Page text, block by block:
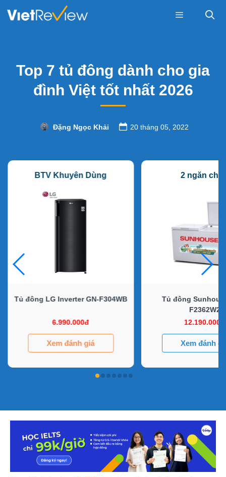
Top 7 tủ đông dành cho gia
đình Việt tốt nhất 2026
Đặng Ngọc Khải 20 tháng 05, 2022
BTV Khuyên Dùng
Tủ đông LG Inverter GN-F304WB
6.990.000đ
Xem đánh giá
2 ngăn
Tủ đông
F2362W2
12.190.000đ
Xem đánh